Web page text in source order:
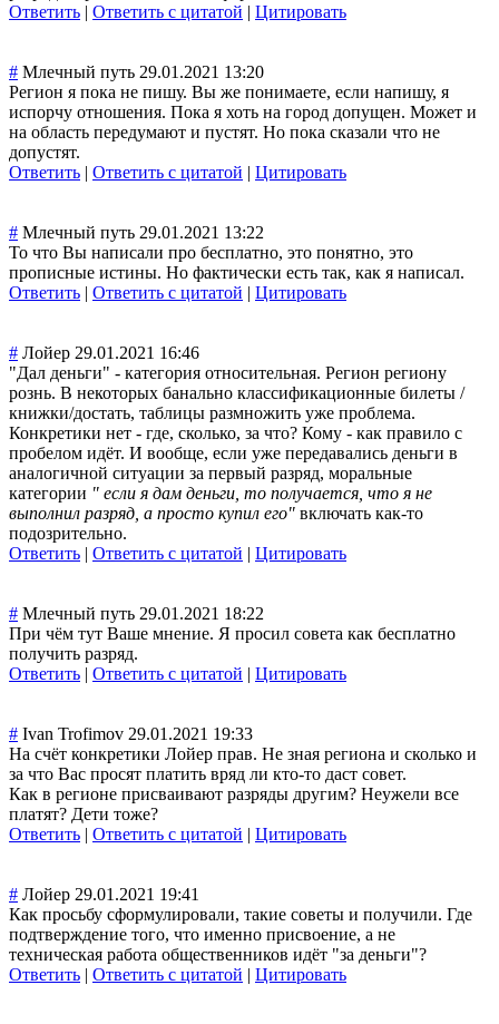
Ответить | Ответить с цитатой | Цитировать
# Млечный путь 29.01.2021 13:20
Регион я пока не пишу. Вы же понимаете, если напишу, я
испорчу отношения. Пока я хоть на город допущен. Может и
на область передумают и пустят. Но пока сказали что не
допустят.
Ответить | Ответить с цитатой | Цитировать
# Млечный путь 29.01.2021 13:22
То что Вы написали про бесплатно, это понятно, это
прописные истины. Но фактически есть так, как я написал.
Ответить | Ответить с цитатой | Цитировать
# Лойер 29.01.2021 16:46
"Дал деньги" - категория относительная. Регион региону
рознь. В некоторых банально классификационные билеты /
книжки/достать, таблицы размножить уже проблема.
Конкретики нет - где, сколько, за что? Кому - как правило с
пробелом идёт. И вообще, если уже передавались деньги в
аналогичной ситуации за первый разряд, моральные
категории " если я дам деньги, то получается, что я не
выполнил разряд, а просто купил его" включать как-то
подозрительно.
Ответить | Ответить с цитатой | Цитировать
# Млечный путь 29.01.2021 18:22
При чём тут Ваше мнение. Я просил совета как бесплатно
получить разряд.
Ответить | Ответить с цитатой | Цитировать
# Ivan Trofimov 29.01.2021 19:33
На счёт конкретики Лойер прав. Не зная региона и сколько и
за что Вас просят платить вряд ли кто-то даст совет.
Как в регионе присваивают разряды другим? Неужели все
платят? Дети тоже?
Ответить | Ответить с цитатой | Цитировать
# Лойер 29.01.2021 19:41
Как просьбу сформулировали, такие советы и получили. Где
подтверждение того, что именно присвоение, а не
техническая работа общественников идёт "за деньги"?
Ответить | Ответить с цитатой | Цитировать